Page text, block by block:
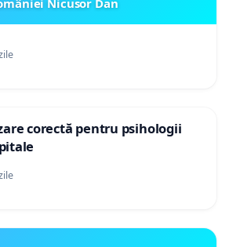
Nicusor Dan
corectă pentru psihologii